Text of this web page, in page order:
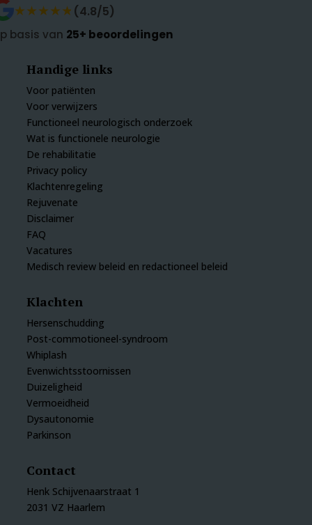
★★★★★
★★★★★ (4.8/5)
basis van 25+ beoordelingen
Handige links
Voor patiënten
Voor verwijzers
Functioneel neurologisch onderzoek
Wat is functionele neurologie
De rehabilitatie
Privacy policy
Klachtenregeling
Rejuvenate
Disclaimer
FAQ
Vacatures
Medisch review beleid en redactioneel beleid
Klachten
Hersenschudding
Post-commotioneel-syndroom
Whiplash
Evenwichtsstoornissen
Duizeligheid
Vermoeidheid
Dysautonomie
Parkinson
Contact
Henk Schijvenaarstraat 1
2031 VZ Haarlem